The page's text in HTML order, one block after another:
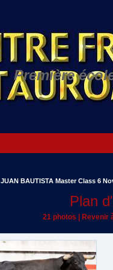
Première
JUAN BAUTISTA Master Class 6
Plan
21 photos Revenir